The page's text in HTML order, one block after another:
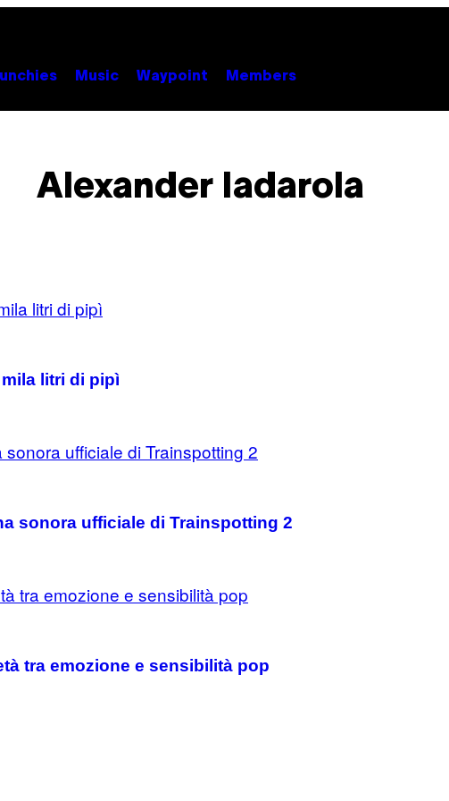
Music Waypoint Members
Alexander Iadarola
litri di pipì
sonora ufficiale di Trainspotting 2
tra emozione e sensibilità pop